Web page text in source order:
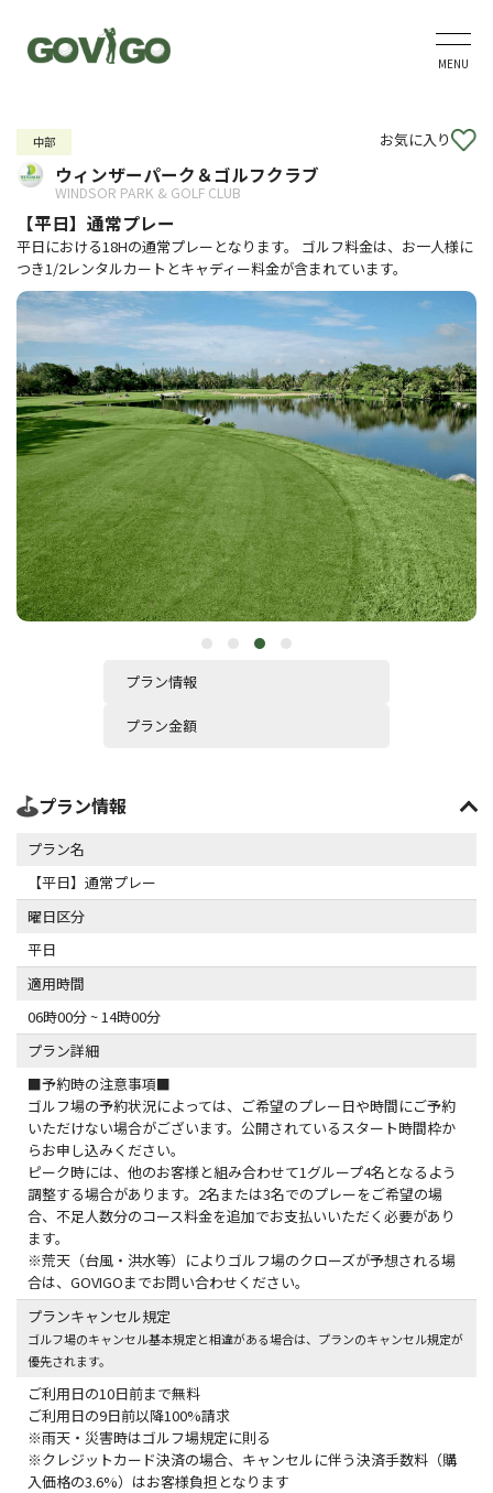
MENU
中部 お気に入り
ウィンザーパーク＆ゴルフクラブ
WINDSOR PARK & GOLF CLUB
【平日】通常プレー
平日における18Hの通常プレーとなります。 ゴルフ料金は、お一人様に
つき1/2レンタルカートとキャディー料金が含まれています。
プラン情報
プラン金額
プラン情報
プラン名
【平日】通常プレー
曜日区分
平日
適用時間
06時00分 ~ 14時00分
プラン詳細
■予約時の注意事項■
ゴルフ場の予約状況によっては、ご希望のプレー日や時間にご予約
いただけない場合がございます。公開されているスタート時間枠か
らお申し込みください。
ピーク時には、他のお客様と組み合わせて1グループ4名となるよう
調整する場合があります。2名または3名でのプレーをご希望の場
合、不足人数分のコース料金を追加でお支払いいただく必要があり
ます。
※荒天（台風・洪水等）によりゴルフ場のクローズが予想される場
合は、GOVIGOまでお問い合わせください。
プランキャンセル規定
ゴルフ場のキャンセル基本規定と相違がある場合は、プランのキャンセル規定が
優先されます。
ご利用日の10日前まで無料
ご利用日の9日前以降100%請求
※雨天・災害時はゴルフ場規定に則る
※クレジットカード決済の場合、キャンセルに伴う決済手数料（購
入価格の3.6%）はお客様負担となります